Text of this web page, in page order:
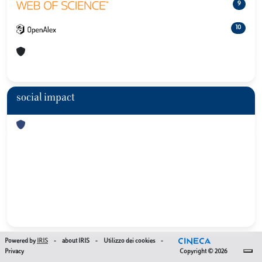
9
10
social impact
Powered by IRIS - about IRIS - Utilizzo dei cookies
-
Privacy
Copyright © 2026